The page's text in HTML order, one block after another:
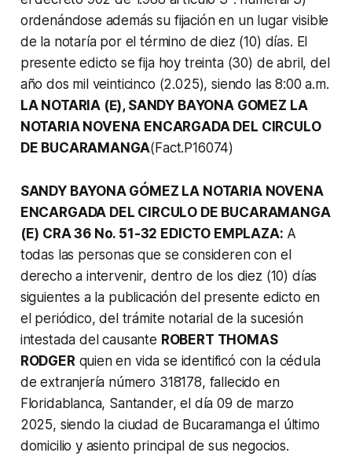
ordenándose además su fijación en un lugar visible
de la notaría por el término de diez (10) días. El
presente edicto se fija hoy treinta (30) de abril, del
año dos mil veinticinco (2.025), siendo las 8:00 a.m.
LA NOTARIA (Ε), SANDY BAYONA GOMEZ LA
NOTARIA NOVENA ENCARGADA DEL CIRCULO
DE BUCARAMANGA(Fact.P16074)
SANDY BAYONA GÓMEZ LA NOTARIA NOVENA
ENCARGADA DEL CIRCULO DE BUCARAMANGA
(E) CRA 36 No. 51-32 EDICTO EMPLAZA: A
todas las personas que se consideren con el
derecho a intervenir, dentro de los diez (10) días
siguientes a la publicación del presente edicto en
el periódico, del trámite notarial de la sucesión
intestada del causante ROBERT THOMAS
RODGER quien en vida se identificó con la cédula
de extranjería número 318178, fallecido en
Floridablanca, Santander, el día 09 de marzo
2025, siendo la ciudad de Bucaramanga el último
domicilio y asiento principal de sus negocios.